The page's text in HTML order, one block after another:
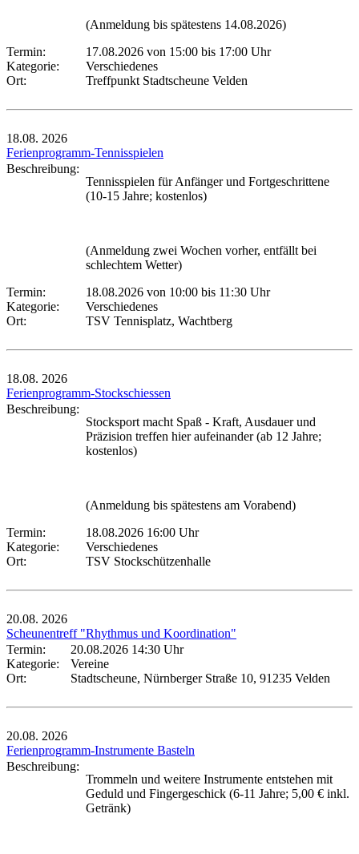
(Anmeldung bis spätestens 14.08.2026)
Termin:
17.08.2026 von 15:00 bis 17:00 Uhr
Kategorie:
Verschiedenes
Ort:
Treffpunkt Stadtscheune Velden
18.08. 2026
Ferienprogramm-Tennisspielen
Beschreibung:
Tennisspielen für Anfänger und Fortgeschrittene
(10-15 Jahre; kostenlos)
(Anmeldung zwei Wochen vorher, entfällt bei
schlechtem Wetter)
Termin:
18.08.2026 von 10:00 bis 11:30 Uhr
Kategorie:
Verschiedenes
Ort:
TSV Tennisplatz, Wachtberg
18.08. 2026
Ferienprogramm-Stockschiessen
Beschreibung:
Stocksport macht Spaß - Kraft, Ausdauer und
Präzision treffen hier aufeinander (ab 12 Jahre;
kostenlos)
(Anmeldung bis spätestens am Vorabend)
Termin:
18.08.2026 16:00 Uhr
Kategorie:
Verschiedenes
Ort:
TSV Stockschützenhalle
20.08. 2026
Scheunentreff "Rhythmus und Koordination"
Termin:
20.08.2026 14:30 Uhr
Kategorie:
Vereine
Ort:
Stadtscheune, Nürnberger Straße 10, 91235 Velden
20.08. 2026
Ferienprogramm-Instrumente Basteln
Beschreibung:
Trommeln und weitere Instrumente entstehen mit
Geduld und Fingergeschick (6-11 Jahre; 5,00 € inkl.
Getränk)